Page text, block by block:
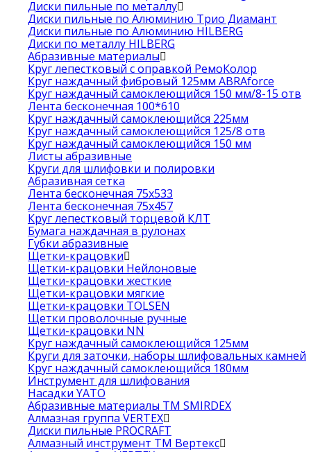
Диски пильные по металлу
Диски пильные по Алюминию Трио Диамант
Диски пильные по Алюминию HILBERG
Диски по металлу HILBERG
Абразивные материалы
Круг лепестковый с оправкой РемоКолор
Круг наждачный фибровый 125мм ABRAforce
Круг наждачный самоклеющийся 150 мм/8-15 отв
Лента бесконечная 100*610
Круг наждачный самоклеющийся 225мм
Круг наждачный самоклеющийся 125/8 отв
Круг наждачный самоклеющийся 150 мм
Листы абразивные
Круги для шлифовки и полировки
Абразивная сетка
Лента бесконечная 75х533
Лента бесконечная 75х457
Круг лепестковый торцевой КЛТ
Бумага наждачная в рулонах
Губки абразивные
Щетки-крацовки
Щетки-крацовки Нейлоновые
Щетки-крацовки жесткие
Щетки-крацовки мягкие
Щетки-крацовки TOLSEN
Щетки проволочные ручные
Щетки-крацовки NN
Круг наждачный самоклеющийся 125мм
Круги для заточки, наборы шлифовальных камней
Круг наждачный самоклеющийся 180мм
Инструмент для шлифования
Насадки YATO
Абразивные материалы ТМ SMIRDEX
Алмазная группа VERTEX
Диски пильные PROCRAFT
Алмазный инструмент ТМ Вертекс